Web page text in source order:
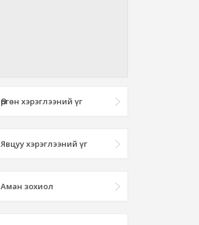
Өргөн хэрэглээний үг
Явцуу хэрэглээний үг
Аман зохиол